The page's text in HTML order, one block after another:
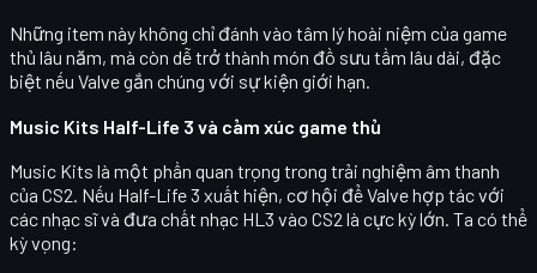
Những item này không chỉ đánh vào tâm lý hoài niệm của game
thủ lâu năm, mà còn dễ trở thành món đồ sưu tầm lâu dài, đặc
biệt nếu Valve gắn chúng với sự kiện giới hạn.
Music Kits Half-Life 3 và cảm xúc game thủ
Music Kits là một phần quan trọng trong trải nghiệm âm thanh
của CS2. Nếu Half-Life 3 xuất hiện, cơ hội để Valve hợp tác với
các nhạc sĩ và đưa chất nhạc HL3 vào CS2 là cực kỳ lớn. Ta có thể
kỳ vọng: